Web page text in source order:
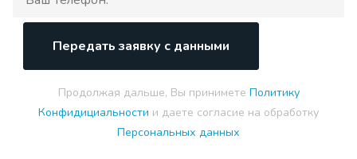
Передать заявку с данными
Продолжая дальше, Вы принимете Политику
Конфидициальности и даете согласие на обработку
Персональных данных